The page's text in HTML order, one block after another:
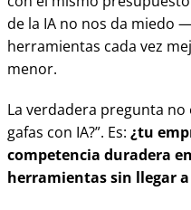
de la IA no nos da miedo
herramientas cada vez
menor.
La verdadera pregunta no
gafas con IA?”. Es: ¿tu
competencia duradera
herramientas sin llegar